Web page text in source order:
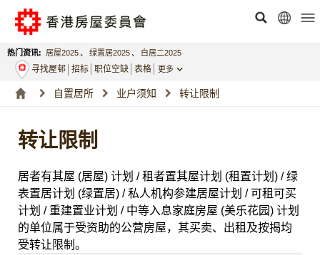
热门资讯: 居屋2025、 绿置居2025、 白居二2025
寻找屋邨 招标 职位空缺 表格 更多
自置居所 业户须知 转让限制
转让限制
居者有其屋 (居屋) 计划 / 租者置其屋计划 (租置计划) / 绿
表置居计划 (绿置居) / 私人机构参建居屋计划 / 可租可买
计划 / 重建置业计划 / 中等入息家庭房屋 (美乐花园) 计划
的单位属于受资助的公营房屋，其买卖、出租及按揭均
受转让限制。